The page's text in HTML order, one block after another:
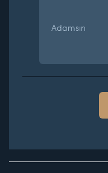
Adamsın